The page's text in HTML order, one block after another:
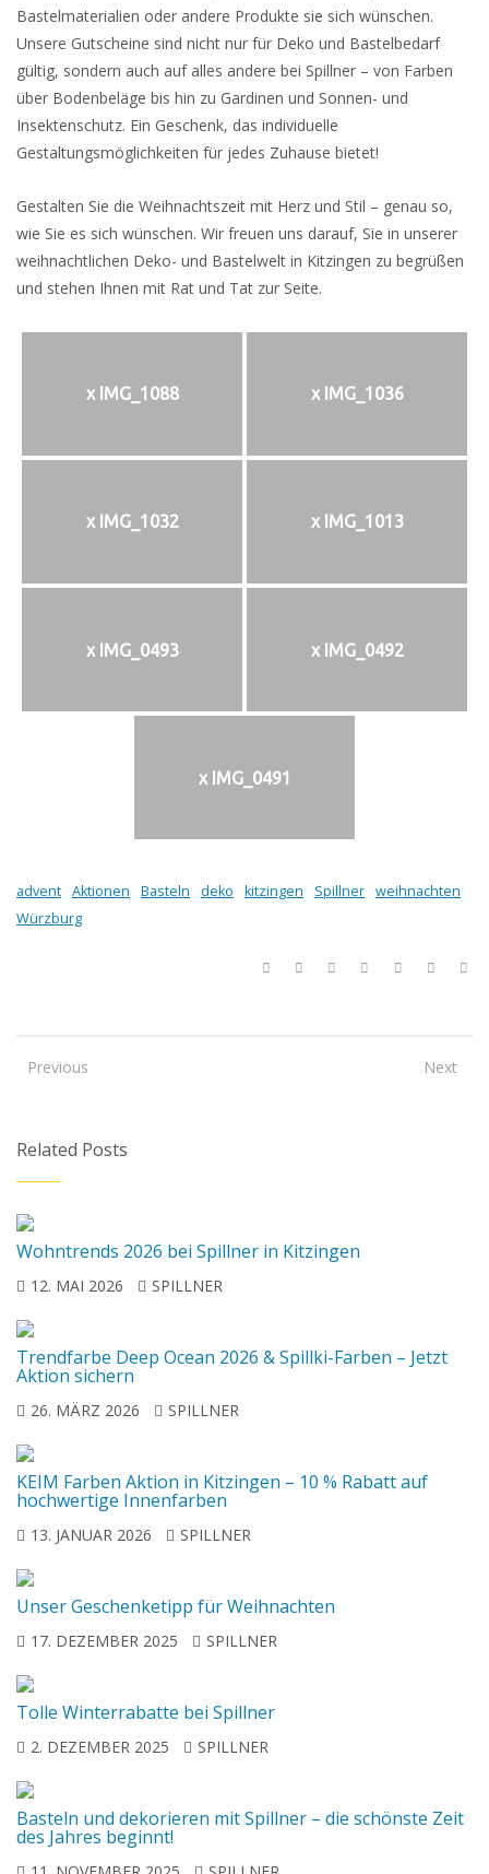
Bastelmaterialien oder andere Produkte sie sich wünschen.
Unsere Gutscheine sind nicht nur für Deko und Bastelbedarf
gültig, sondern auch auf alles andere bei Spillner – von Farben
über Bodenbeläge bis hin zu Gardinen und Sonnen- und
Insektenschutz. Ein Geschenk, das individuelle
Gestaltungsmöglichkeiten für jedes Zuhause bietet!
Gestalten Sie die Weihnachtszeit mit Herz und Stil – genau so,
wie Sie es sich wünschen. Wir freuen uns darauf, Sie in unserer
weihnachtlichen Deko- und Bastelwelt in Kitzingen zu begrüßen
und stehen Ihnen mit Rat und Tat zur Seite.
x IMG_1088 x IMG_1036
x IMG_1032 x IMG_1013
x IMG_0493 x IMG_0492
x IMG_0491
advent Aktionen Basteln deko kitzingen Spillner weihnachten
Würzburg
Previous Next
Related Posts
Wohntrends 2026 bei Spillner in Kitzingen
12. MAI 2026 SPILLNER
Trendfarbe Deep Ocean 2026 & Spillki-Farben – Jetzt
Aktion sichern
26. MÄRZ 2026 SPILLNER
KEIM Farben Aktion in Kitzingen – 10 % Rabatt auf
hochwertige Innenfarben
13. JANUAR 2026 SPILLNER
Unser Geschenketipp für Weihnachten
17. DEZEMBER 2025 SPILLNER
Tolle Winterrabatte bei Spillner
2. DEZEMBER 2025 SPILLNER
Basteln und dekorieren mit Spillner – die schönste Zeit
des Jahres beginnt!